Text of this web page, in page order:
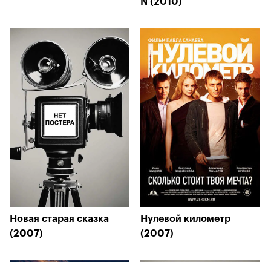
Новая старая сказка
(2007)
Нулевой километр
(2007)